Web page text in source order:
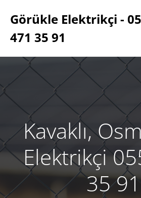
geç
Görükle Elektrikçi -
471 35 91
Kavaklı,
Elektrikçi
35 91